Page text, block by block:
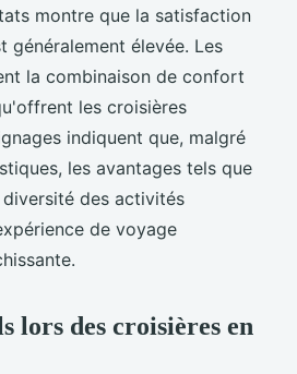
montre que la satisfaction
généralement élevée. Les
la combinaison de confort
les croisières
indiquent que, malgré
les avantages tels que
des activités
de voyage
lors des croisières en